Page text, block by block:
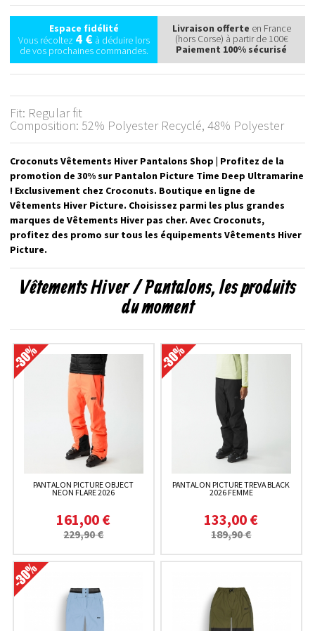
Espace fidélité
Vous récoltez 4 €à déduire lors
de vos prochaines commandes.
Livraison offerte en France
(hors Corse) à partir de 100€
Paiement 100% sécurisé
Fit: Regular fit
Composition: 52% Polyester Recyclé, 48% Polyester
Croconuts Vêtements Hiver Pantalons Shop | Profitez de la
promotion de 30% sur Pantalon Picture Time Deep Ultramarine
! Exclusivement chez Croconuts. Boutique en ligne de
Vêtements Hiver Picture. Choisissez parmi les plus grandes
marques de Vêtements Hiver pas cher. Avec Croconuts,
profitez des promo sur tous les équipements Vêtements Hiver
Picture.
Vêtements Hiver / Pantalons, les produits
du moment
PANTALON PICTURE OBJECT
NEON FLARE 2026
161,00 €
229,90 €
PANTALON PICTURE TREVA BLACK
2026 FEMME
133,00 €
189,90 €